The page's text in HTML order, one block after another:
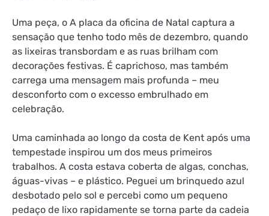
Uma peça, o A placa da oficina de Natal captura a
sensação que tenho todo mês de dezembro, quando
as lixeiras transbordam e as ruas brilham com
decorações festivas. É caprichoso, mas também
carrega uma mensagem mais profunda – meu
desconforto com o excesso embrulhado em
celebração.
Uma caminhada ao longo da costa de Kent após uma
tempestade inspirou um dos meus primeiros
trabalhos. A costa estava coberta de algas, conchas,
águas-vivas – e plástico. Peguei um brinquedo azul
desbotado pelo sol e percebi como um pequeno
pedaço de lixo rapidamente se torna parte da cadeia